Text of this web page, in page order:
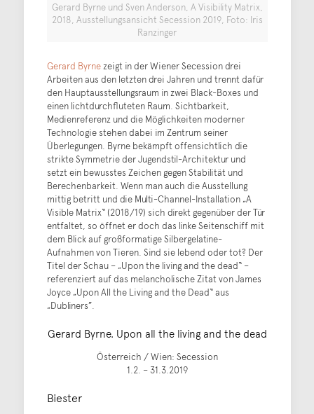
Gerard Byrne und Sven Anderson, A Visibility Matrix,
2018, Ausstellungsansicht Secession 2019, Foto: Iris
Ranzinger
Gerard Byrnezeigt in der Wiener Secession drei
Arbeiten aus den letzten drei Jahren und trennt dafür
den Hauptausstellungsraum in zwei Black-Boxes und
einen lichtdurchfluteten Raum. Sichtbarkeit,
Medienreferenz und die Möglichkeiten moderner
Technologie stehen dabei im Zentrum seiner
Überlegungen. Byrne bekämpft offensichtlich die
strikte Symmetrie der Jugendstil-Architektur und
setzt ein bewusstes Zeichen gegen Stabilität und
Berechenbarkeit. Wenn man auch die Ausstellung
mittig betritt und die Multi-Channel-Installation „A
Visible Matrix“ (2018/19) sich direkt gegenüber der Tür
entfaltet, so öffnet er doch das linke Seitenschiff mit
dem Blick auf großformatige Silbergelatine-
Aufnahmen von Tieren. Sind sie lebend oder tot? Der
Titel der Schau – „Upon the living and the dead“ –
referenziert auf das melancholische Zitat von James
Joyce „Upon All the Living and the Dead“ aus
„Dubliners”.
Gerard Byrne. Upon all the living and the dead
Österreich / Wien: Secession
1.2. – 31.3.2019
Biester